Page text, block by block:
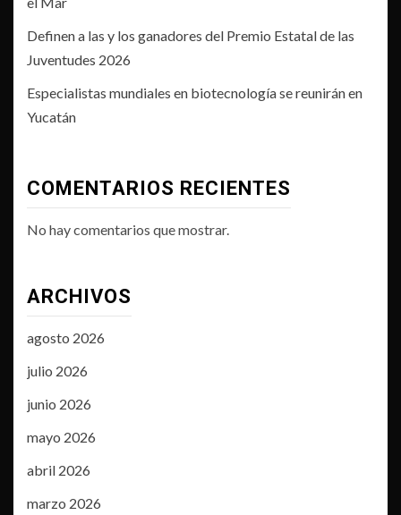
Definen a las y los ganadores del Premio Estatal de las
Juventudes 2026
Especialistas mundiales en biotecnología se reunirán en
Yucatán
COMENTARIOS RECIENTES
No hay comentarios que mostrar.
ARCHIVOS
agosto 2026
julio 2026
junio 2026
mayo 2026
abril 2026
marzo 2026